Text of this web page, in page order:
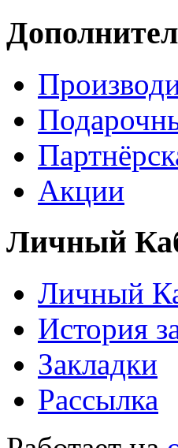
Акции
Личный
Личный
История
Закладки
Рассылка